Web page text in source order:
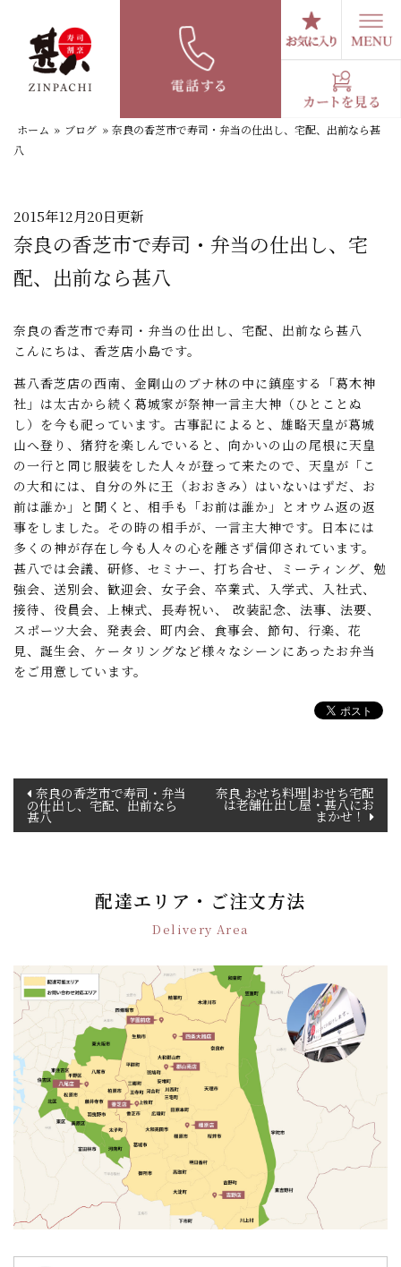
スタッフブログ
ホーム » ブログ » 奈良の香芝市で寿司・弁当の仕出し、宅配、出前なら甚
八
2015年12月20日更新
奈良の香芝市で寿司・弁当の仕出し、宅
配、出前なら甚八
奈良の香芝市で寿司・弁当の仕出し、宅配、出前なら甚八
こんにちは、香芝店小島です。
甚八香芝店の西南、金剛山のブナ林の中に鎮座する「葛木神
社」は太古から続く葛城家が祭神一言主大神（ひとことぬ
し）を今も祀っています。古事記によると、雄略天皇が葛城
山へ登り、猪狩を楽しんでいると、向かいの山の尾根に天皇
の一行と同じ服装をした人々が登って来たので、天皇が「こ
の大和には、自分の外に王（おおきみ）はいないはずだ、お
前は誰か」と聞くと、相手も「お前は誰か」とオウム返の返
事をしました。その時の相手が、一言主大神です。日本には
多くの神が存在し今も人々の心を離さず信仰されています。
甚八では会議、研修、セミナー、打ち合せ、ミーティング、勉
強会、送別会、歓迎会、女子会、卒業式、入学式、入社式、
接待、役員会、上棟式、長寿祝い、 改装記念、法事、法要、
スポーツ大会、発表会、町内会、食事会、節句、行楽、花
見、誕生会、ケータリングなど様々なシーンにあったお弁当
をご用意しています。
ナ
奈良の香芝市で寿司・弁当
の仕出し、宅配、出前なら
甚八
奈良 おせち料理|おせち宅配
は老舗仕出し屋・甚八にお
まかせ！
配達エリア・ご注文方法
Delivery Area